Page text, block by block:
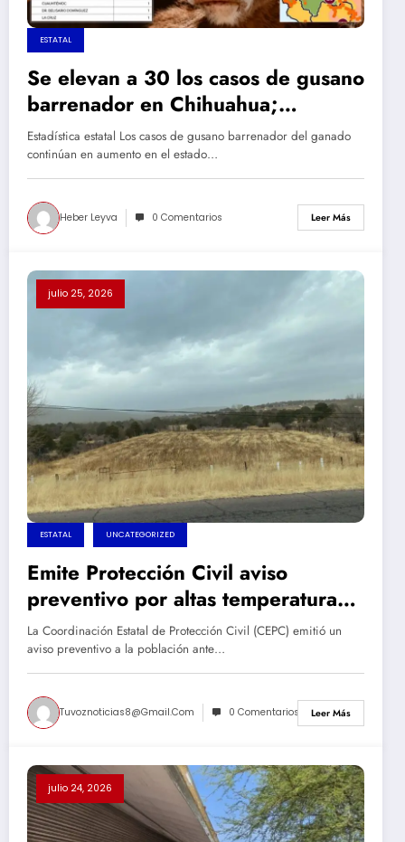
ESTATAL
Se elevan a 30 los casos de gusano
barrenador en Chihuahua;
Camargo figura entre los
municipios con contagios
Estadística estatal Los casos de gusano barrenador del ganado
continúan en aumento en el estado…
Heber Leyva 0 Comentarios Leer Más
julio 25, 2026
ESTATAL UNCATEGORIZED
Emite Protección Civil aviso
preventivo por altas temperaturas
en la entidad
La Coordinación Estatal de Protección Civil (CEPC) emitió un
aviso preventivo a la población ante…
Tuvoznoticias8@gmail.com 0 Comentarios Leer Más
julio 24, 2026